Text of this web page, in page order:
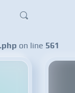
on line 561